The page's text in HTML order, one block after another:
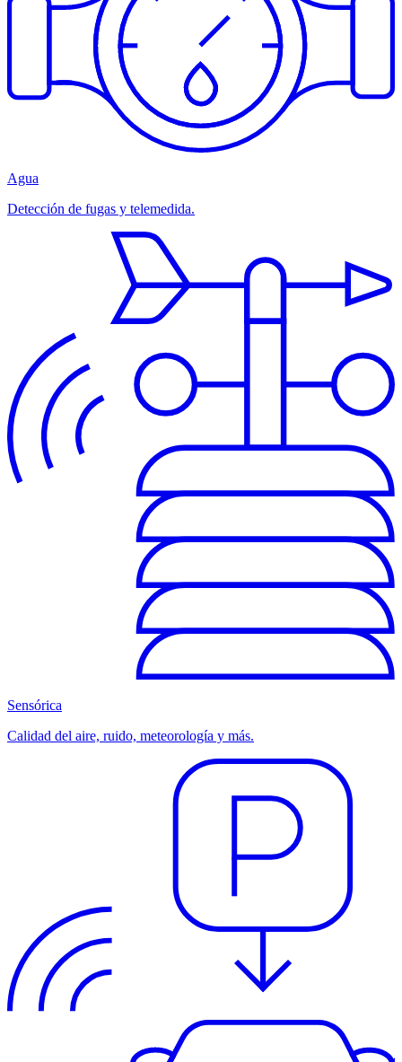
Agua
Detección de fugas y telemedida.
Sensórica
Calidad del aire, ruido, meteorología y más.